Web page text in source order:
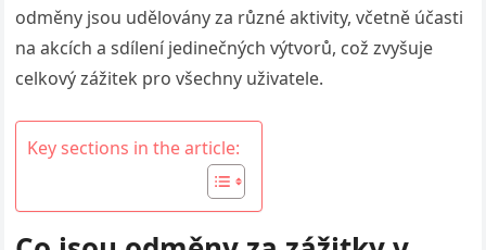
odměny jsou udělovány za různé aktivity, včetně účasti
na akcích a sdílení jedinečných výtvorů, což zvyšuje
celkový zážitek pro všechny uživatele.
Key sections in the article: